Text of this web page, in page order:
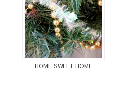
HOME SWEET HOME